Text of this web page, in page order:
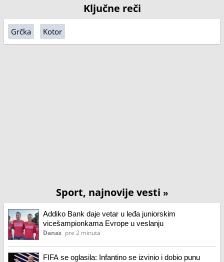
Ključne reči
Grčka Kotor
Sport, najnovije vesti »
Addiko Bank daje vetar u leđa juniorskim
vicešampionkama Evrope u veslanju
Danas pre 2 minuta
FIFA se oglasila: Infantino se izvinio i dobio punu